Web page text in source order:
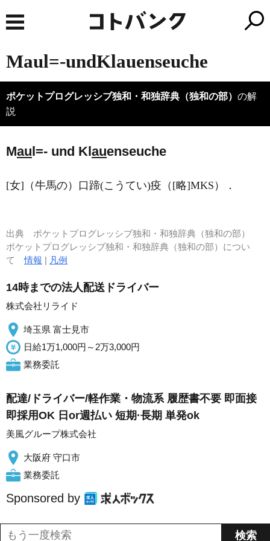
Maul=-undKlauenseuche
ポケットプログレッシブ独和・和独辞典（独和の部） の解
説
Maul=- und Klauenseuche
[女]（牛馬の）口蹄(こうてい)疫（[略]MKS）．
出典 ポケットプログレッシブ独和・和独辞典（独和の部）
ポケットプログレッシブ独和・和独辞典（独和の部）につい
て情報 | 凡例
14時までの法人配送ドライバー
株式会社リライド
埼玉県 富士見市
日給1万1,000円～2万3,000円
業務委託
配達/ドライバー/軽作業・物流系 履歴書不要 即面接
即採用OK 日or週払い 短期·長期 単発ok
美風グループ株式会社
大阪府 守口市
業務委託
Sponsored by